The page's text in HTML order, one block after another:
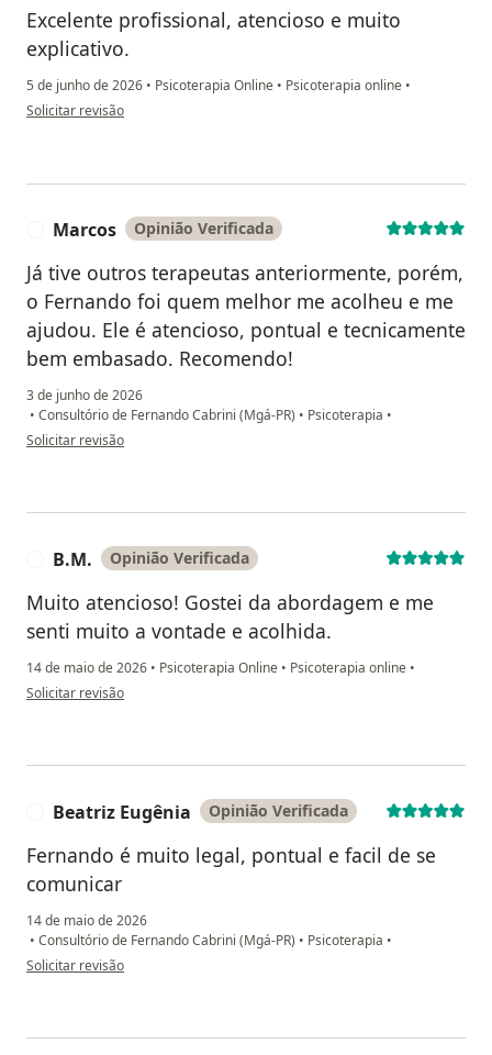
Excelente profissional, atencioso e muito
explicativo.
5 de junho de 2026 • Psicoterapia Online • Psicoterapia online •
na opinião do utilizador Igor Davi
Solicitar revisão
Marcos Opinião Verificada
Já tive outros terapeutas anteriormente, porém,
o Fernando foi quem melhor me acolheu e me
ajudou. Ele é atencioso, pontual e tecnicamente
bem embasado. Recomendo!
3 de junho de 2026
• Consultório de Fernando Cabrini (Mgá-PR) • Psicoterapia •
na opinião do utilizador Marcos
Solicitar revisão
B.M. Opinião Verificada
Muito atencioso! Gostei da abordagem e me
senti muito a vontade e acolhida.
14 de maio de 2026 • Psicoterapia Online • Psicoterapia online •
na opinião do utilizador B.M.
Solicitar revisão
Beatriz Eugênia Opinião Verificada
Fernando é muito legal, pontual e facil de se
comunicar
14 de maio de 2026
• Consultório de Fernando Cabrini (Mgá-PR) • Psicoterapia •
na opinião do utilizador Beatriz Eugênia
Solicitar revisão